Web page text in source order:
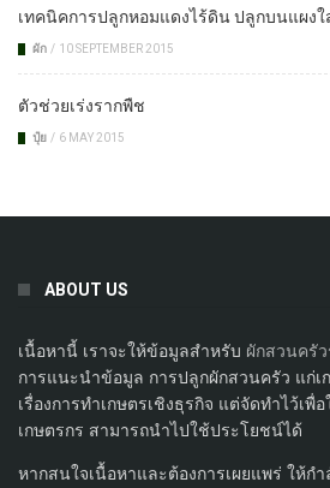
เทคนิคการปลูกหอมแดงไร้ดิน ปลูกบนแผงใ
ผัก / 10 SEPTEMBER 2015
ตัวช่วยเร่งรากพืช
ปุ๋ย / 6 MAY 2015
ABOUT US
เนื้อหานี้ เราจะให้ข้อมูลสำหรับ ผักสวนครั
การแนะนำข้อมูล การปลูกผักสวนครัว แก่เ
เรื่องการทำเกษตรเชิงธุรกิจ แต่จัดทำไว้เพื่
เกษตรกร สามารถนำไปใช้ประโยชน์ได้
หากสนใจเนื้อหาและต้องการเผยแพร่ ให้กำ